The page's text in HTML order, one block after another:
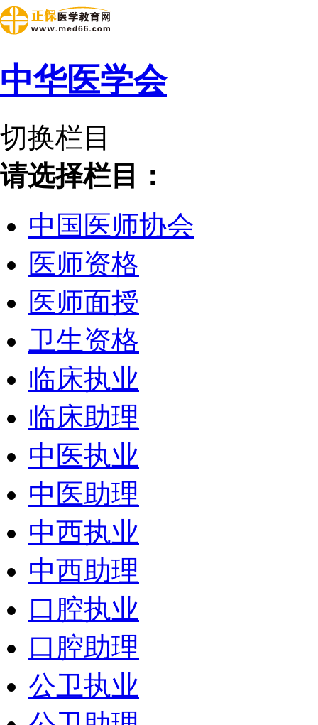
中华医学会
切换栏目
请选择栏目：
中国医师协会
医师资格
医师面授
卫生资格
临床执业
临床助理
中医执业
中医助理
中西执业
中西助理
口腔执业
口腔助理
公卫执业